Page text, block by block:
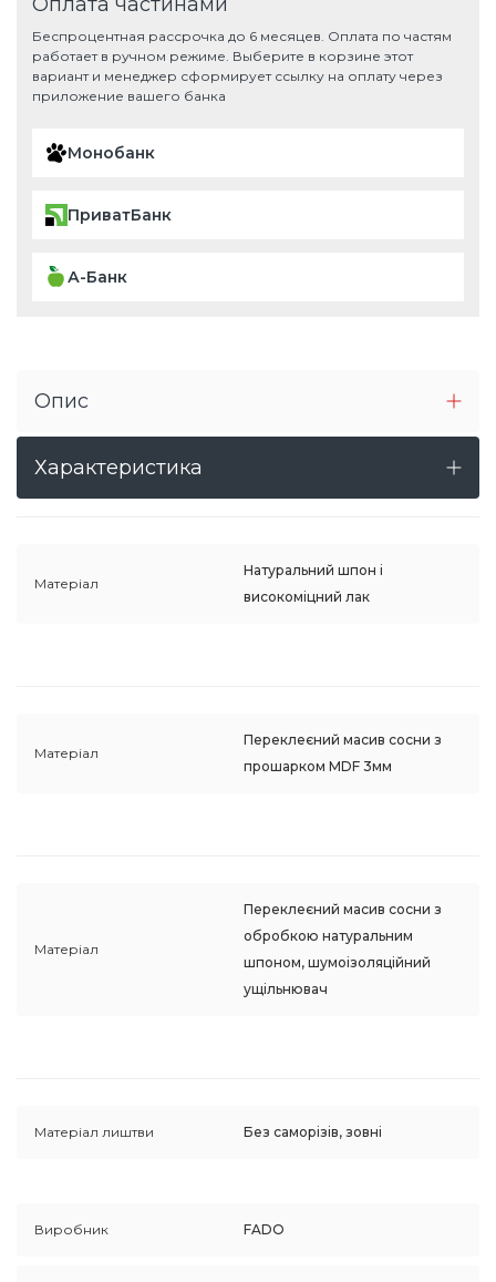
Беспроцентная рассрочка до 6 месяцев. Оплата по частям
работает в ручном режиме. Выберите в корзине этот
вариант и менеджер сформирует ссылку на оплату через
приложение вашего банка
Монобанк
ПриватБанк
А-Банк
Опис
Характеристика
Матеріал
Натуральний шпон і
високоміцний лак
Матеріал
Переклеєний масив сосни з
прошарком MDF 3мм
Матеріал
Переклеєний масив сосни з
обробкою натуральним
шпоном, шумоізоляційний
ущільнювач
Матеріал лиштви Без саморізів, зовні
Виробник FADO